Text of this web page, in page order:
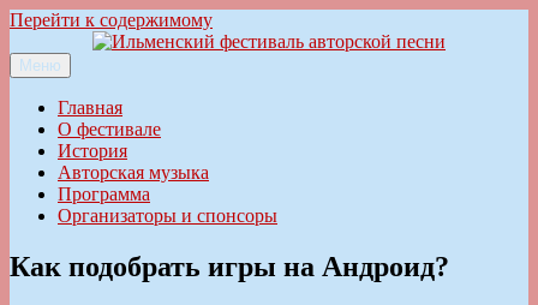
Перейти к содержимому
Ильменский фестиваль авторской песни
Меню
Главная
О фестивале
История
Авторская музыка
Программа
Организаторы и спонсоры
Как подобрать игры на Андроид?